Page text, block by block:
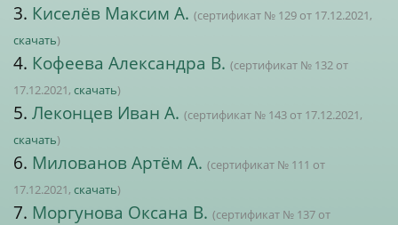
3. Киселёв Максим А. (сертификат № 129 от 17.12.2021,
скачать)
4. Кофеева Александра В. (сертификат № 132 от
17.12.2021, скачать)
5. Леконцев Иван А. (сертификат № 143 от 17.12.2021,
скачать)
6. Милованов Артём А. (сертификат № 111 от
17.12.2021, скачать)
7. Моргунова Оксана В. (сертификат № 137 от